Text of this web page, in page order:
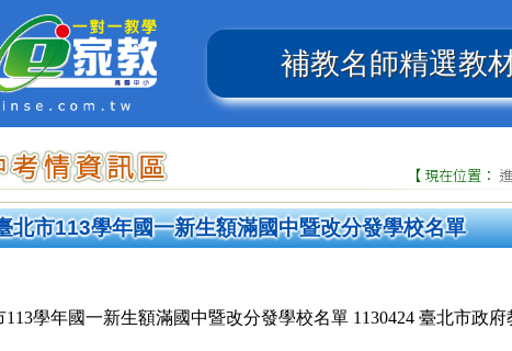
補教名師精選教
【 現在位置：
北市113學年國一新生額滿國中暨改分發學校名單
113學年國一新生額滿國中暨改分發學校名單 1130424 臺北市政